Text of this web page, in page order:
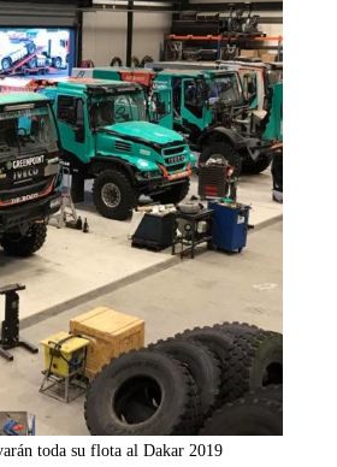
toda su flota al Dakar 2019